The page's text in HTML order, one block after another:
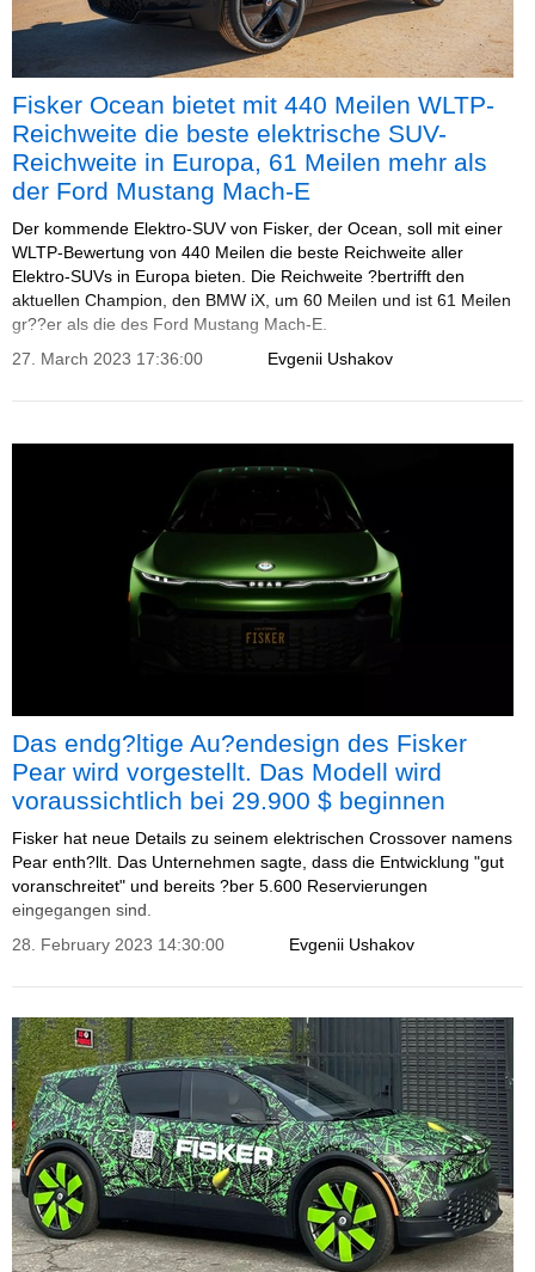
Fisker Ocean bietet mit 440 Meilen WLTP-
Reichweite die beste elektrische SUV-
Reichweite in Europa, 61 Meilen mehr als
der Ford Mustang Mach-E
Der kommende Elektro-SUV von Fisker, der Ocean, soll mit einer
WLTP-Bewertung von 440 Meilen die beste Reichweite aller
Elektro-SUVs in Europa bieten. Die Reichweite ?bertrifft den
aktuellen Champion, den BMW iX, um 60 Meilen und ist 61 Meilen
gr??er als die des Ford Mustang Mach-E.
Evgenii Ushakov
27. March 2023 17:36:00
Das endg?ltige Au?endesign des Fisker
Pear wird vorgestellt. Das Modell wird
voraussichtlich bei 29.900 $ beginnen
Fisker hat neue Details zu seinem elektrischen Crossover namens
Pear enth?llt. Das Unternehmen sagte, dass die Entwicklung "gut
voranschreitet" und bereits ?ber 5.600 Reservierungen
eingegangen sind.
Evgenii Ushakov
28. February 2023 14:30:00